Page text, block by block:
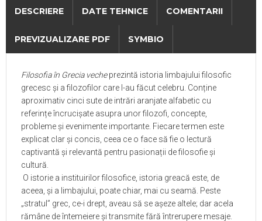
DESCRIERE DATE TEHNICE COMENTARII
PREVIZUALIZARE PDF SYMBIO
Filosofia în Grecia veche prezintă istoria limbajului filosofic
grecesc și a filozofilor care l-au făcut celebru. Conține
aproximativ cinci sute de intrări aranjate alfabetic cu
referințe încrucișate asupra unor filozofi, concepte,
probleme și evenimente importante. Fiecare termen este
explicat clar și concis, ceea ce o face să fie o lectură
captivantă și relevantă pentru pasionații de filosofie și
cultură.
O istorie a instituirilor filosofice, istoria greacă este, de
aceea, şi a limbajului, poate chiar, mai cu seamă. Peste
„stratul” grec, ce-i drept, aveau să se aşeze altele; dar acela
rămâne de întemeiere şi transmite fără întrerupere mesaje.